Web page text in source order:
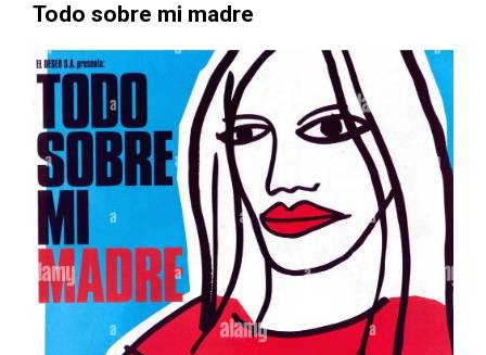
Todo sobre mi madre